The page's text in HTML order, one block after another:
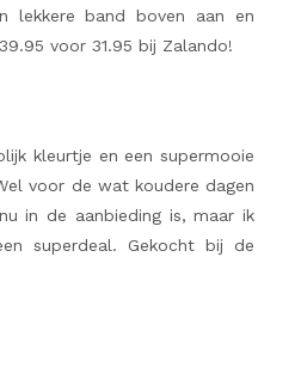
lekkere band boven aan en
voor 31.95 bij Zalando!
kleurtje en een supermooie
voor de wat koudere dagen
in de aanbieding is, maar ik
superdeal. Gekocht bij de